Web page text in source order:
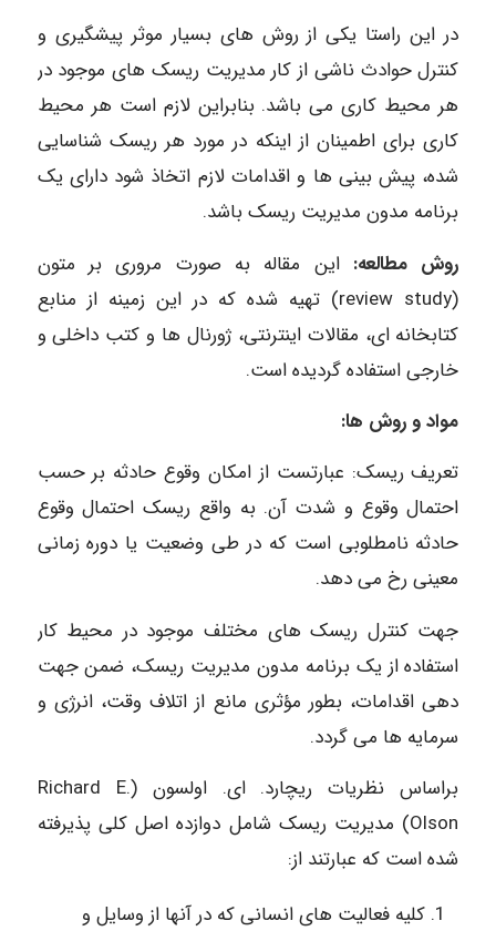
در این راستا یکی از روش های بسیار موثر پیشگیری و
کنترل حوادث ناشی از کار مدیریت ریسک های موجود در
هر محیط کاری می باشد. بنابراین لازم است هر محیط
کاری برای اطمینان از اینکه در مورد هر ریسک شناسایی
شده، پیش بینی ها و اقدامات لازم اتخاذ شود دارای یک
برنامه مدون مدیریت ریسک باشد.
روش مطالعه: این مقاله به صورت مروری بر متون
(review study) تهیه شده که در این زمینه از منابع
کتابخانه ای، مقالات اینترنتی، ژورنال ها و کتب داخلی و
خارجی استفاده گردیده است.
مواد و روش ها:
تعریف ریسک: عبارتست از امکان وقوع حادثه بر حسب
احتمال وقوع و شدت آن. به واقع ریسک احتمال وقوع
حادثه نامطلوبی است که در طی وضعیت یا دوره زمانی
معینی رخ می دهد.
جهت کنترل ریسک های مختلف موجود در محیط کار
استفاده از یک برنامه مدون مدیریت ریسک، ضمن جهت
دهی اقدامات، بطور مؤثری مانع از اتلاف وقت، انرژی و
سرمایه ها می گردد.
براساس نظریات ریچارد. ای. اولسون (Richard E.
Olson) مدیریت ریسک شامل دوازده اصل کلی پذیرفته
شده است که عبارتند از:
کلیه فعالیت های انسانی که در آنها از وسایل و